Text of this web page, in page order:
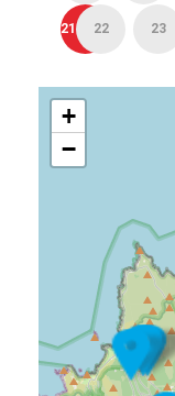
21 22 23
+
−